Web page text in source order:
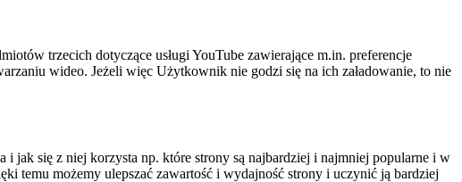
trzecich dotyczące usługi YouTube zawierające m.in. preferencje
wideo. Jeżeli więc Użytkownik nie godzi się na ich załadowanie, to nie
jak się z niej korzysta np. które strony są najbardziej i najmniej popularne i w
temu możemy ulepszać zawartość i wydajność strony i uczynić ją bardziej